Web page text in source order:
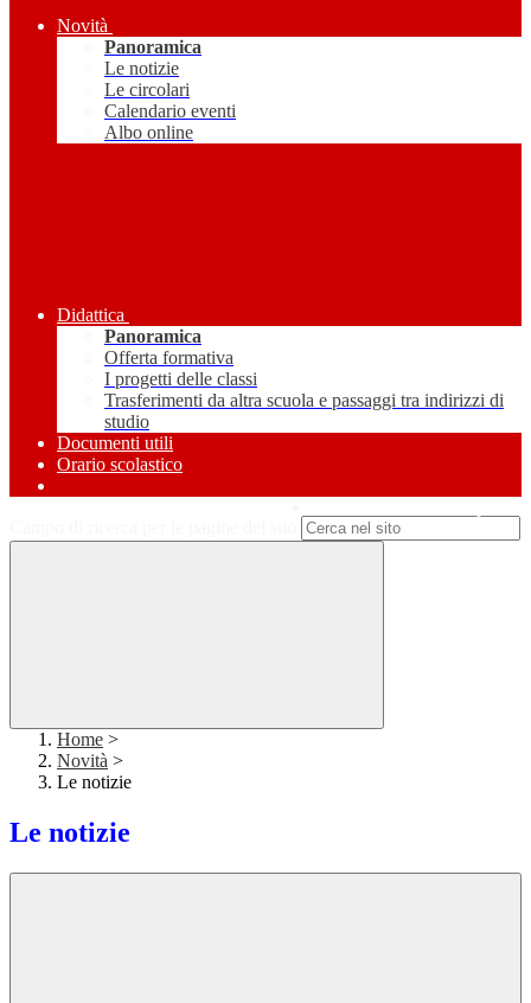
Novità
Panoramica
Le notizie
Le circolari
Calendario eventi
Albo online
Didattica
Panoramica
Offerta formativa
I progetti delle classi
Trasferimenti da altra scuola e passaggi tra indirizzi di
studio
Documenti utili
Orario scolastico
Home >
Novità >
Le notizie
Le notizie